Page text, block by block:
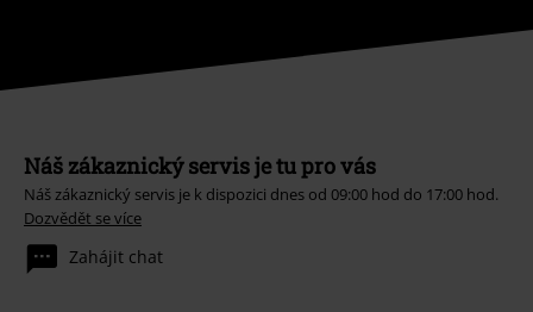
Náš zákaznický servis je tu pro vás
Náš zákaznický servis je k dispozici dnes od 09:00 hod do 17:00 hod.
Dozvědět se více
Zahájit chat